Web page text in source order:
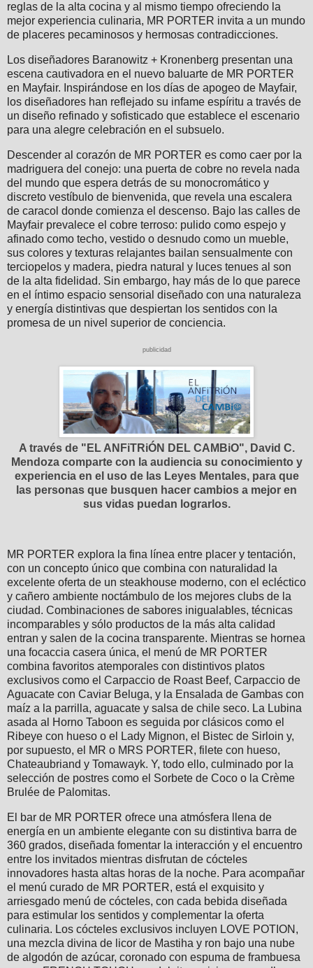
reglas de la alta cocina y al mismo tiempo ofreciendo la
mejor experiencia culinaria, MR PORTER invita a un mundo
de placeres pecaminosos y hermosas contradicciones.
Los diseñadores Baranowitz + Kronenberg presentan una
escena cautivadora en el nuevo baluarte de MR PORTER
en Mayfair. Inspirándose en los días de apogeo de Mayfair,
los diseñadores han reflejado su infame espíritu a través de
un diseño refinado y sofisticado que establece el escenario
para una alegre celebración en el subsuelo.
Descender al corazón de MR PORTER es como caer por la
madriguera del conejo: una puerta de cobre no revela nada
del mundo que espera detrás de su monocromático y
discreto vestíbulo de bienvenida, que revela una escalera
de caracol donde comienza el descenso. Bajo las calles de
Mayfair prevalece el cobre terroso: pulido como espejo y
afinado como techo, vestido o desnudo como un mueble,
sus colores y texturas relajantes bailan sensualmente con
terciopelos y madera, piedra natural y luces tenues al son
de la alta fidelidad. Sin embargo, hay más de lo que parece
en el íntimo espacio sensorial diseñado con una naturaleza
y energía distintivas que despiertan los sentidos con la
promesa de un nivel superior de conciencia.
publicidad
A través de "EL ANFiTRiÓN DEL CAMBiO", David C.
Mendoza comparte con la audiencia su conocimiento y
experiencia en el uso de las Leyes Mentales, para que
las personas que busquen hacer cambios a mejor en
sus vidas puedan lograrlos.
MR PORTER explora la fina línea entre placer y tentación,
con un concepto único que combina con naturalidad la
excelente oferta de un steakhouse moderno, con el ecléctico
y cañero ambiente noctámbulo de los mejores clubs de la
ciudad. Combinaciones de sabores inigualables, técnicas
incomparables y sólo productos de la más alta calidad
entran y salen de la cocina transparente. Mientras se hornea
una focaccia casera única, el menú de MR PORTER
combina favoritos atemporales con distintivos platos
exclusivos como el Carpaccio de Roast Beef, Carpaccio de
Aguacate con Caviar Beluga, y la Ensalada de Gambas con
maíz a la parrilla, aguacate y salsa de chile seco. La Lubina
asada al Horno Taboon es seguida por clásicos como el
Ribeye con hueso o el Lady Mignon, el Bistec de Sirloin y,
por supuesto, el MR o MRS PORTER, filete con hueso,
Chateaubriand y Tomawayk. Y, todo ello, culminado por la
selección de postres como el Sorbete de Coco o la Crème
Brulée de Palomitas.
El bar de MR PORTER ofrece una atmósfera llena de
energía en un ambiente elegante con su distintiva barra de
360 grados, diseñada fomentar la interacción y el encuentro
entre los invitados mientras disfrutan de cócteles
innovadores hasta altas horas de la noche. Para acompañar
el menú curado de MR PORTER, está el exquisito y
arriesgado menú de cócteles, con cada bebida diseñada
para estimular los sentidos y complementar la oferta
culinaria. Los cócteles exclusivos incluyen LOVE POTION,
una mezcla divina de licor de Mastiha y ron bajo una nube
de algodón de azúcar, coronado con espuma de frambuesa